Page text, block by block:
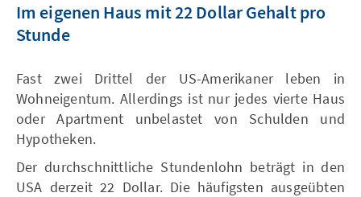
Im eigenen Haus mit 22 Dollar Gehalt pro
Stunde
Fast zwei Drittel der US-Amerikaner leben in
Wohneigentum. Allerdings ist nur jedes vierte Haus
oder Apartment unbelastet von Schulden und
Hypotheken.
Der durchschnittliche Stundenlohn beträgt in den
USA derzeit 22 Dollar. Die häufigsten ausgeübten